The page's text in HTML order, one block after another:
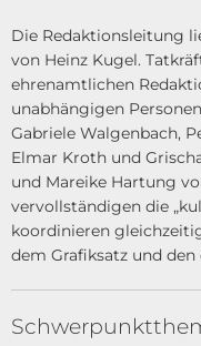
Die Redaktionsleitung
von Heinz Kugel.
ehrenamtlichen
unabhängigen
Gabriele Walgenbach,
Elmar Kroth und
und Mareike Hartung
vervollständigen die
koordinieren
dem Grafiksatz und